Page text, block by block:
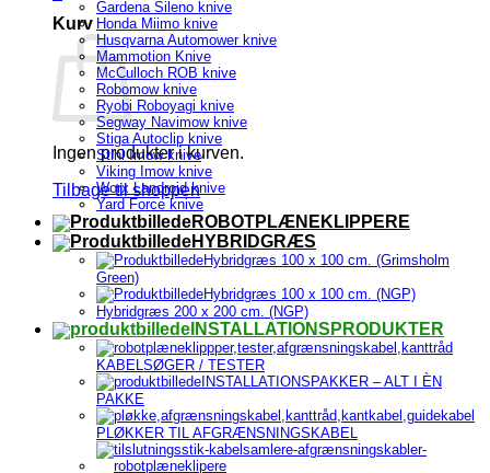
Kurv
Ingen produkter i kurven.
Tilbage til shoppen
Gardena Sileno knive
Honda Miimo knive
Husqvarna Automower knive
Mammotion Knive
McCulloch ROB knive
Robomow knive
Ryobi Roboyagi knive
Segway Navimow knive
Stiga Autoclip knive
Stihl Imow knive
Viking Imow knive
Worx Landroid knive
Yard Force knive
ROBOTPLÆNEKLIPPERE
HYBRIDGRÆS
Hybridgræs 100 x 100 cm. (Grimsholm
Green)
Hybridgræs 100 x 100 cm. (NGP)
Hybridgræs 200 x 200 cm. (NGP)
INSTALLATIONSPRODUKTER
KABELSØGER / TESTER
INSTALLATIONSPAKKER – ALT I ÈN
PAKKE
PLØKKER TIL AFGRÆNSNINGSKABEL